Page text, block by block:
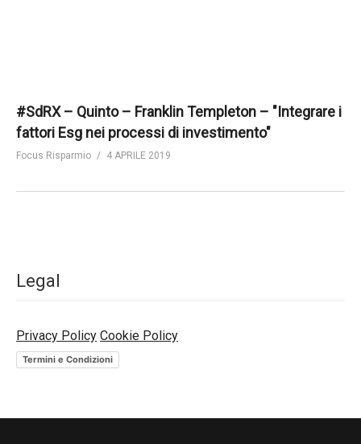
#SdRX – Quinto – Franklin Templeton – "Integrare i
fattori Esg nei processi di investimento"
Focus Risparmio 4 APRILE 2019
Legal
Privacy Policy Cookie Policy
Termini e Condizioni